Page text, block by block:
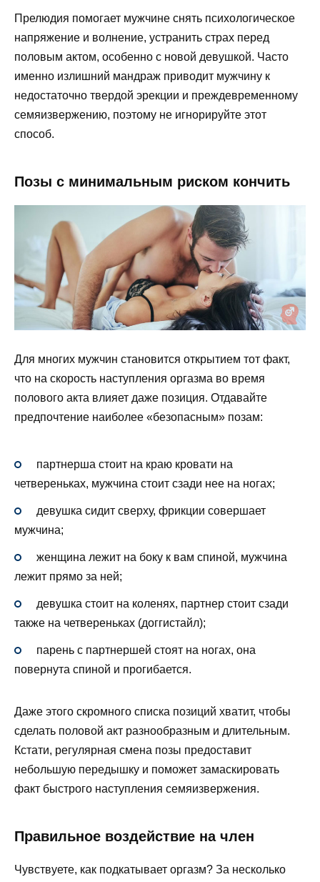
Прелюдия помогает мужчине снять психологическое
напряжение и волнение, устранить страх перед
половым актом, особенно с новой девушкой. Часто
именно излишний мандраж приводит мужчину к
недостаточно твердой эрекции и преждевременному
семяизвержению, поэтому не игнорируйте этот
способ.
Позы с минимальным риском кончить
Для многих мужчин становится открытием тот факт,
что на скорость наступления оргазма во время
полового акта влияет даже позиция. Отдавайте
предпочтение наиболее «безопасным» позам:
партнерша стоит на краю кровати на
четвереньках, мужчина стоит сзади нее на ногах;
девушка сидит сверху, фрикции совершает
мужчина;
женщина лежит на боку к вам спиной, мужчина
лежит прямо за ней;
девушка стоит на коленях, партнер стоит сзади
также на четвереньках (доггистайл);
парень с партнершей стоят на ногах, она
повернута спиной и прогибается.
Даже этого скромного списка позиций хватит, чтобы
сделать половой акт разнообразным и длительным.
Кстати, регулярная смена позы предоставит
небольшую передышку и поможет замаскировать
факт быстрого наступления семяизвержения.
Правильное воздействие на член
Чувствуете, как подкатывает оргазм? За несколько